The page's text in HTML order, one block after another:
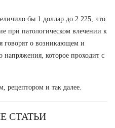
бы 1 доллар до 2 225, что
при патологическом влечении к
говорят о возникающем и
напряжения, которое проходит с
рецептором и так далее.
СТАТЬИ